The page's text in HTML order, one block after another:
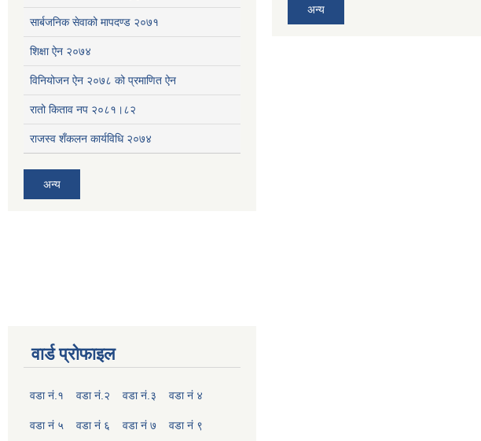
सार्बजनिक सेवाको मापदण्ड २०७१
शिक्षा ऐन २०७४
विनियोजन ऐन २०७८ को प्रमाणित ऐन
रातो किताव नप २०८१।८२
राजस्व शँकलन कार्यविधि २०७४
अन्य
अन्य
वार्ड प्रोफाइल
वडा नं.१ वडा नं.२ वडा नं.३ वडा नं ४
वडा नं ५ वडा नं ६ वडा नं ७ वडा नं ९